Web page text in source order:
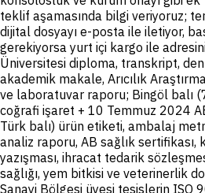
teklif aşamasında bilgi veriyoruz;
dijital dosyayı e-posta ile iletiyor,
gerekiyorsa yurt içi kargo ile
Üniversitesi diploma, transkript,
akademik makale, Arıcılık
ve laboratuvar raporu; Bingöl balı
coğrafi işaret + 10 Temmuz 2024
Türk balı) ürün etiketi, ambalaj
analiz raporu, AB sağlık sertifikası,
yazışması, ihracat tedarik
sağlığı, yem bitkisi ve veterinerlik
Sanayi Bölgesi üyesi tesislerin ISO